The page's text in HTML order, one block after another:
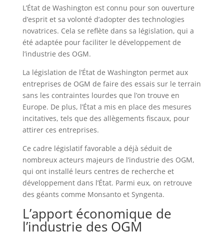
L’État de Washington est connu pour son ouverture
d’esprit et sa volonté d’adopter des technologies
novatrices. Cela se reflète dans sa législation, qui a
été adaptée pour faciliter le développement de
l’industrie des OGM.
La législation de l’État de Washington permet aux
entreprises de OGM de faire des essais sur le terrain
sans les contraintes lourdes que l’on trouve en
Europe. De plus, l’État a mis en place des mesures
incitatives, tels que des allègements fiscaux, pour
attirer ces entreprises.
Ce cadre législatif favorable a déjà séduit de
nombreux acteurs majeurs de l’industrie des OGM,
qui ont installé leurs centres de recherche et
développement dans l’État. Parmi eux, on retrouve
des géants comme Monsanto et Syngenta.
L’apport économique de
l’industrie des OGM